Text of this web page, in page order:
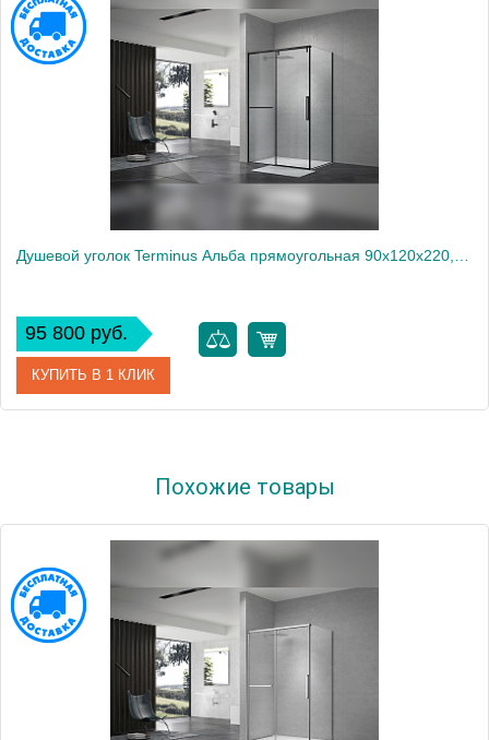
95 800 руб.
КУПИТЬ В 1 КЛИК
Высота, см 220
Вес, кг
Похожие товары